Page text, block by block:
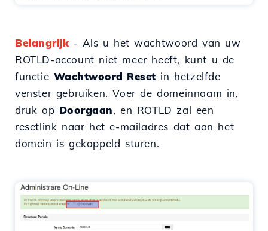
Belangrijk- Als u het wachtwoord van uw
ROTLD-account niet meer heeft, kunt u de
functie Wachtwoord Reset in hetzelfde
venster gebruiken. Voer de domeinnaam in,
druk op Doorgaan, en ROTLD zal een
resetlink naar het e-mailadres dat aan het
domein is gekoppeld sturen.